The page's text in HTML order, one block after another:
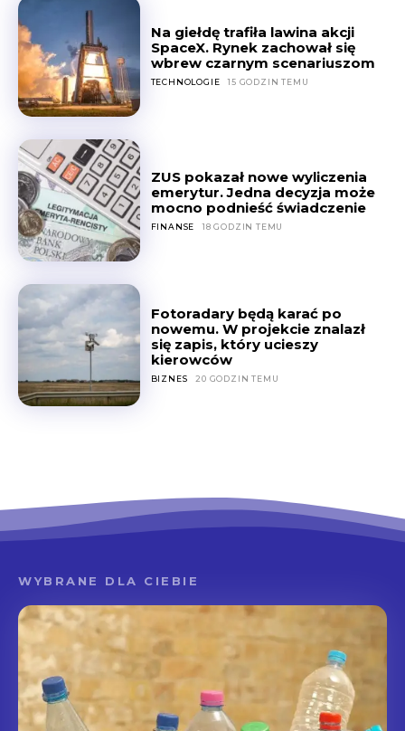
Na giełdę trafiła lawina akcji
SpaceX. Rynek zachował się
wbrew czarnym scenariuszom
TECHNOLOGIE 15 GODZIN TEMU
ZUS pokazał nowe wyliczenia
emerytur. Jedna decyzja może
mocno podnieść świadczenie
FINANSE 18 GODZIN TEMU
Fotoradary będą karać po
nowemu. W projekcie znalazł
się zapis, który ucieszy
kierowców
BIZNES 20 GODZIN TEMU
WYBRANE DLA CIEBIE